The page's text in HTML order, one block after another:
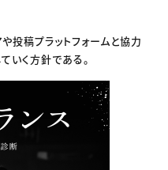
投稿プラットフォームと協力
いく方針である。